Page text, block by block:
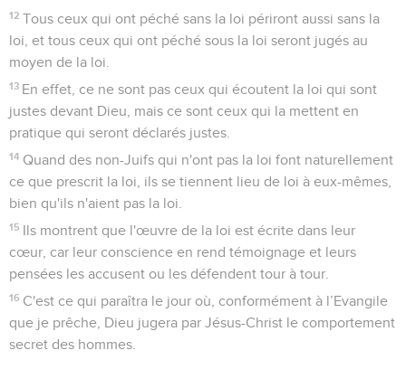
12 Tous ceux qui ont péché sans la loi périront aussi sans la
loi, et tous ceux qui ont péché sous la loi seront jugés au
moyen de la loi.
13 En effet, ce ne sont pas ceux qui écoutent la loi qui sont
justes devant Dieu, mais ce sont ceux qui la mettent en
pratique qui seront déclarés justes.
14 Quand des non-Juifs qui n'ont pas la loi font naturellement
ce que prescrit la loi, ils se tiennent lieu de loi à eux-mêmes,
bien qu'ils n'aient pas la loi.
15 Ils montrent que l'œuvre de la loi est écrite dans leur
cœur, car leur conscience en rend témoignage et leurs
pensées les accusent ou les défendent tour à tour.
16 C'est ce qui paraîtra le jour où, conformément à l’Evangile
que je prêche, Dieu jugera par Jésus-Christ le comportement
secret des hommes.